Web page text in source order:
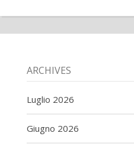
ARCHIVES
Luglio 2026
Giugno 2026